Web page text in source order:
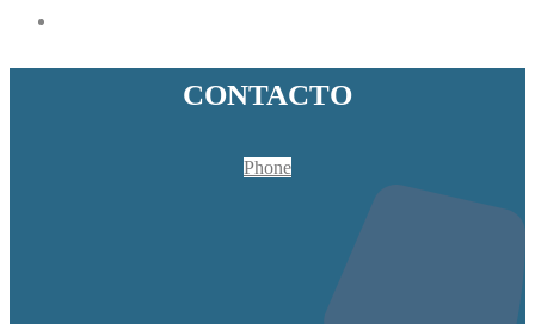
CONTACTO
Phone